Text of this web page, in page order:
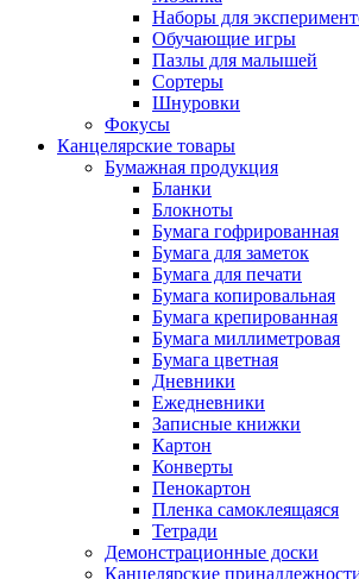
Наборы для
Обучающие игры
Пазлы для малышей
Сортеры
Шнуровки
Фокусы
Канцелярские товары
Бумажная продукция
Бланки
Блокноты
Бумага гофрированная
Бумага для заметок
Бумага для печати
Бумага копировальная
Бумага крепированная
Бумага миллиметровая
Бумага цветная
Дневники
Ежедневники
Записные книжки
Картон
Конверты
Пенокартон
Пленка самоклеящаяся
Тетради
Демонстрационные доски
Канцелярские